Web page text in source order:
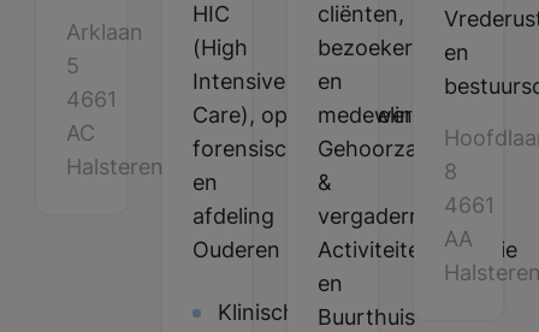
Arklaan
5
4661
AC
Halsteren
HIC
(High
Intensive
Care), opnameafdeling
forensisch
en
afdeling
Ouderen
Klinische
cliënten,
bezoekers
en
medewerkers),
Gehoorzaal
&
vergaderruimten,
Activiteitentherapie
en
Buurthuis
en
8
4661
AA